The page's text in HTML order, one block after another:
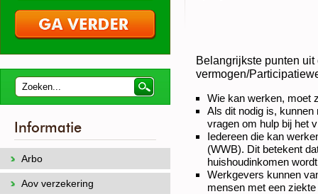
Belangrijkste punten
vermogen/
Wie kan werken, moet
Als dit nodig is,
vragen om hulp bij het
Iedereen die kan
(WWB). Dit betekent
huishoudinkomen
Werkgevers kunnen
mensen met een
Informatie
Arbo
Aov verzekering